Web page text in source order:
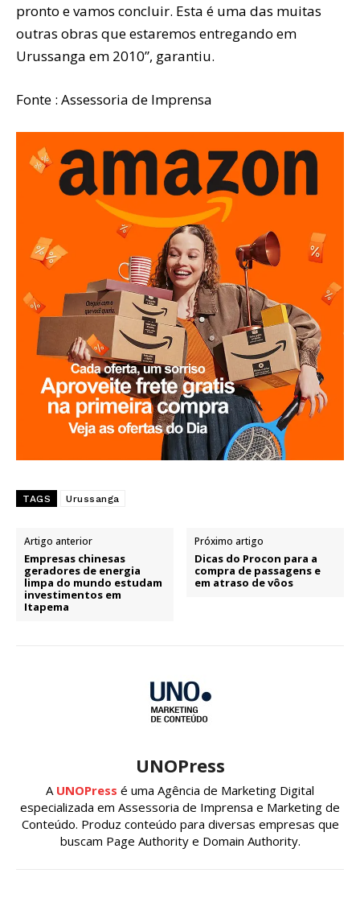
pronto e vamos concluir. Esta é uma das muitas
outras obras que estaremos entregando em
Urussanga em 2010”, garantiu.
Fonte : Assessoria de Imprensa
TAGS Urussanga
Artigo anterior
Empresas chinesas
geradores de energia
limpa do mundo estudam
investimentos em
Itapema
Próximo artigo
Dicas do Procon para a
compra de passagens e
em atraso de vôos
UNOPress
A UNOPress é uma Agência de Marketing Digital
especializada em Assessoria de Imprensa e Marketing de
Conteúdo. Produz conteúdo para diversas empresas que
buscam Page Authority e Domain Authority.